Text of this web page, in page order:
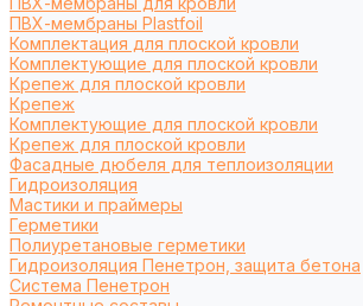
ПВХ-мембраны Plastfoil
Комплектация для плоской кровли
Комплектующие для плоской кровли
Крепеж для плоской кровли
Крепеж
Комплектующие для плоской кровли
Крепеж для плоской кровли
Фасадные дюбеля для теплоизоляции
Гидроизоляция
Мастики и праймеры
Герметики
Полиуретановые герметики
Гидроизоляция Пенетрон, защита бетона
Система Пенетрон